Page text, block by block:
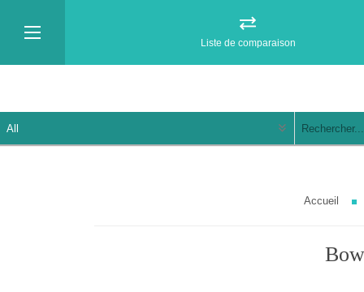
Liste de comparaison
Accueil